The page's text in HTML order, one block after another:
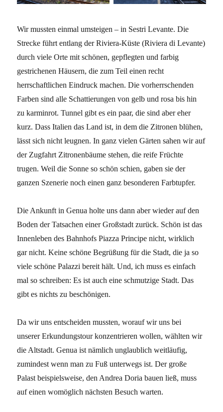
Wir mussten einmal umsteigen – in Sestri Levante. Die
Strecke führt entlang der Riviera-Küste (Riviera di Levante)
durch viele Orte mit schönen, gepflegten und farbig
gestrichenen Häusern, die zum Teil einen recht
herrschaftlichen Eindruck machen. Die vorherrschenden
Farben sind alle Schattierungen von gelb und rosa bis hin
zu karminrot. Tunnel gibt es ein paar, die sind aber eher
kurz. Dass Italien das Land ist, in dem die Zitronen blühen,
lässt sich nicht leugnen. In ganz vielen Gärten sahen wir auf
der Zugfahrt Zitronenbäume stehen, die reife Früchte
trugen. Weil die Sonne so schön schien, gaben sie der
ganzen Szenerie noch einen ganz besonderen Farbtupfer.
Die Ankunft in Genua holte uns dann aber wieder auf den
Boden der Tatsachen einer Großstadt zurück. Schön ist das
Innenleben des Bahnhofs Piazza Principe nicht, wirklich
gar nicht. Keine schöne Begrüßung für die Stadt, die ja so
viele schöne Palazzi bereit hält. Und, ich muss es einfach
mal so schreiben: Es ist auch eine schmutzige Stadt. Das
gibt es nichts zu beschönigen.
Da wir uns entscheiden mussten, worauf wir uns bei
unserer Erkundungstour konzentrieren wollen, wählten wir
die Altstadt. Genua ist nämlich unglaublich weitläufig,
zumindest wenn man zu Fuß unterwegs ist. Der große
Palast beispielsweise, den Andrea Doria bauen ließ, muss
auf einen womöglich nächsten Besuch warten.